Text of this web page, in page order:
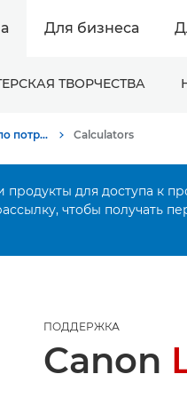
Для бизнеса
ТВОРЧЕСТВА
Онлайн-поддержка по потребительской продукции Calculators
продукты для доступа к
чтобы получать
ПОДДЕРЖКА
Canon